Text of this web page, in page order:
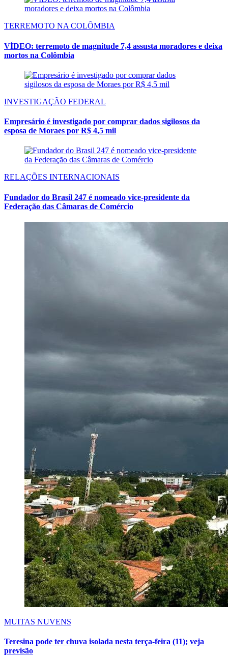
TERREMOTO NA COLÔMBIA
VÍDEO: terremoto de magnitude 7,4 assusta moradores e deixa
mortos na Colômbia
INVESTIGAÇÃO FEDERAL
Empresário é investigado por comprar dados sigilosos da
esposa de Moraes por R$ 4,5 mil
RELAÇÕES INTERNACIONAIS
Fundador do Brasil 247 é nomeado vice-presidente da
Federação das Câmaras de Comércio
MUITAS NUVENS
Teresina pode ter chuva isolada nesta terça-feira (11); veja
previsão